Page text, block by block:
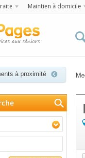
Maintien à domicile
à proximité